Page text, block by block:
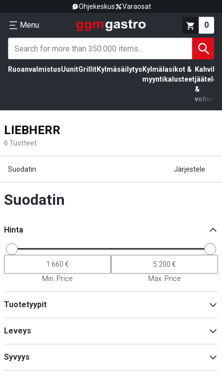
Ohjekeskus Varaosat
Menu 0
RuoanvalmistusUunitGrillitKylmäsäilytys Kylmälasikot &
myyntikalusteet
Kahvila,
jäätelö
&
vohvelit
LIEBHERR
6 Tuotteet
Suodatin Järjestele
Suodatin
Hinta
Min. Price Max. Price
Tuotetyypit
Pakastimet
Leveys
Syvyys